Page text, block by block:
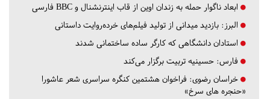
ابعاد ناگوار حمله به زندان اوین از قاب اینترنشنال و BBC فارسی
البرز: بازدید میدانی از تولید فیلم‌های خرده‌روایت داستانی
استادان دانشگاهی که کارگر ساده ساختمانی شدند
فارس: حسینیه تربیت برگزار می‌کند
خراسان رضوی: فراخوان هشتمین کنگره سراسری شعر عاشورا
«حنجره های سرخ»